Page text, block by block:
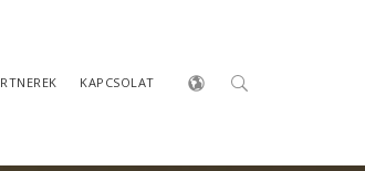
KAPCSOLAT